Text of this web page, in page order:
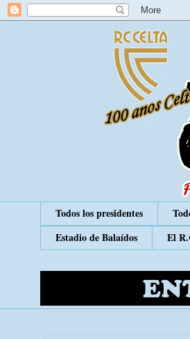
Todos los presidentes
Estadio de Balaídos
El